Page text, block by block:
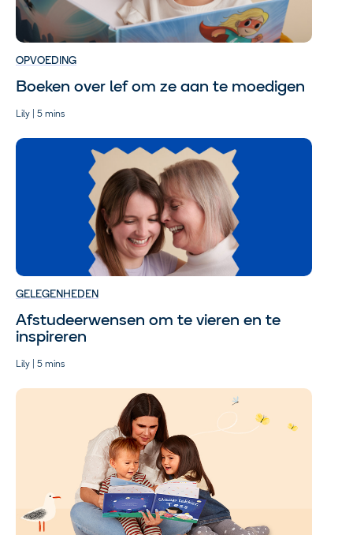
OPVOEDING
Boeken over lef om ze aan te moedigen
Lily | 5 mins
GELEGENHEDEN
Afstudeerwensen om te vieren en te
inspireren
Lily | 5 mins